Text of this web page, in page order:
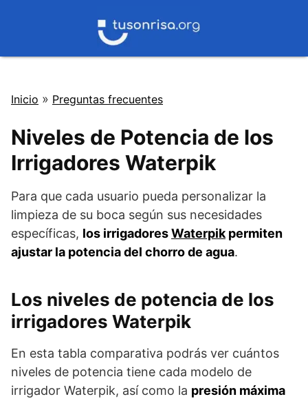
Inicio » Preguntas frecuentes
Niveles de Potencia de los
Irrigadores Waterpik
Para que cada usuario pueda personalizar la
limpieza de su boca según sus necesidades
específicas, los irrigadoresWaterpik permiten
ajustar la potencia del chorro de agua.
Los niveles de potencia de los
irrigadores Waterpik
En esta tabla comparativa podrás ver cuántos
niveles de potencia tiene cada modelo de
irrigador Waterpik, así como la presión máxima